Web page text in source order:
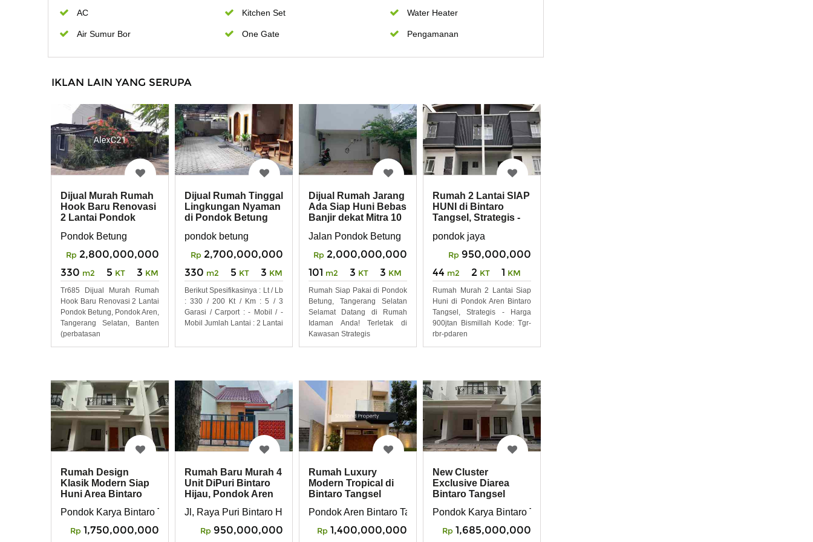
AC Kitchen Set Water Heater
Air Sumur Bor One Gate Pengamanan
IKLAN LAIN YANG SERUPA
Dijual Murah Rumah
Hook Baru Renovasi
2 Lantai Pondok
Pondok Betung
Rp 2,800,000,000
330 m2 5 KT 3 KM
Tr685 Dijual Murah Rumah
Hook Baru Renovasi 2 Lantai
Pondok Betung, Pondok Aren,
Tangerang Selatan, Banten
(perbatasan
Dijual Rumah Tinggal
Lingkungan Nyaman
di Pondok Betung
pondok betung
Rp 2,700,000,000
330 m2 5 KT 3 KM
Berikut Spesifikasinya : Lt / Lb
: 330 / 200 Kt / Km : 5 / 3
Garasi / Carport : - Mobil / -
Mobil Jumlah Lantai : 2 Lantai
Dijual Rumah Jarang
Ada Siap Huni Bebas
Banjir dekat Mitra 10
Jalan Pondok Betung
Rp 2,000,000,000
101 m2 3 KT 3 KM
Rumah Siap Pakai di Pondok
Betung, Tangerang Selatan
Selamat Datang di Rumah
Idaman Anda! Terletak di
Kawasan Strategis
Rumah 2 Lantai SIAP
HUNI di Bintaro
Tangsel, Strategis -
pondok jaya
Rp 950,000,000
44 m2 2 KT 1 KM
Rumah Murah 2 Lantai Siap
Huni di Pondok Aren Bintaro
Tangsel, Strategis - Harga
900jtan Bismillah Kode: Tgr-
rbr-pdaren
Rumah Design
Klasik Modern Siap
Huni Area Bintaro
Pondok Karya Bintaro Tangsel
Rp 1,750,000,000
Rumah Baru Murah 4
Unit DiPuri Bintaro
Hijau, Pondok Aren
Jl, Raya Puri Bintaro Hijau, Pondok Aren, TangSel
Rp 950,000,000
Rumah Luxury
Modern Tropical di
Bintaro Tangsel
Pondok Aren Bintaro Tangsel
Rp 1,400,000,000
New Cluster
Exclusive Diarea
Bintaro Tangsel
Pondok Karya Bintaro Tangsel
Rp 1,685,000,000